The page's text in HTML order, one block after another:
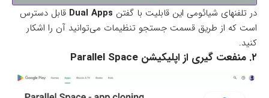
در تلفنهای شیائومی این قابلیت با گفتن Dual Apps قابل دسترس
است که از طریق قسمت جستجو تنظیمات می‌توانید آن را اشکار
کنید.
۲. منفعت گیری از اپلیکیشن Parallel Space